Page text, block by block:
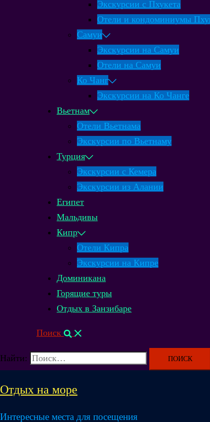
Экскурсии с Пхукета
Отели и кондоминиумы
Самуи
Экскурсии на Самуи
Отели на Самуи
Ко Чанг
Экскурсии на Ко Чанге
Вьетнам
Отели Вьетнама
Экскурсии по Вьетнаму
Турция
Экскурсии с Кемера
Экскурсии из Алании
Египет
Мальдивы
Кипр
Отели Кипра
Экскурсии на Кипре
Доминикана
Горящие туры
Отдых в Занзибаре
Поиск
Найти:
Отдых на море
Интересные места для посещения